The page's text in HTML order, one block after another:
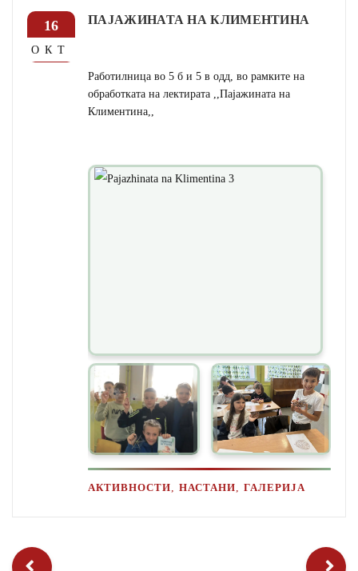
16
ОКТ
ПАЈАЖИНАТА НА КЛИМЕНТИНА
Работилница во 5 б и 5 в одд, во рамките на
обработката на лектирата ,,Пајажината на
Климентина,,
АКТИВНОСТИ ,НАСТАНИ ,ГАЛЕРИЈА